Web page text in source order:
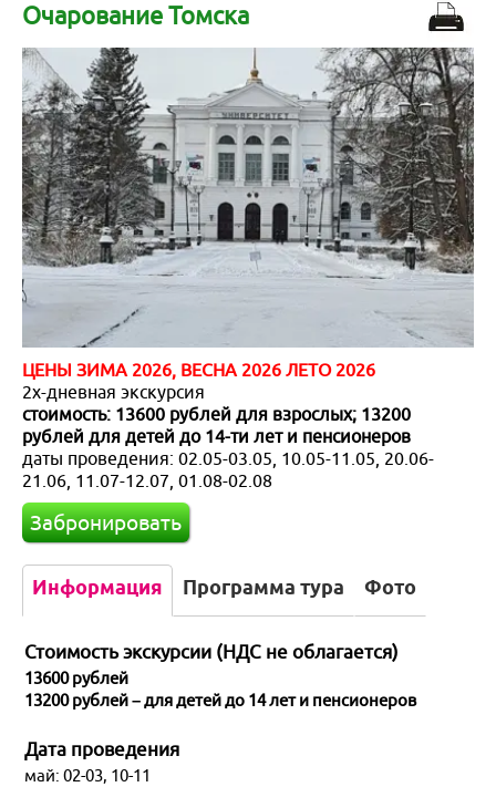
Написать в мессенджер
+7 (923) 245-30-77
для экстренной связи
Все контакты
Доставка
Экскурсии из Новосибирска
Сборные группы
Организованные группы
Белокуриха
Яровое
Черное море
Байкал
Санкт-Петербург
Казань
Екатеринбург
Красноярск и Хакасия
Новосибирск и НСО
Договоры и документы
Подарочный сертификат
Бонусная программа для клиентов
Наши Партнеры
О нас
Очарование Томска
ЦЕНЫ ЗИМА 2026, ВЕСНА 2026 ЛЕТО 2026
2х-дневная экскурсия
стоимость: 13600 рублей для взрослых; 13200
рублей для детей до 14-ти лет и пенсионеров
даты проведения: 02.05-03.05, 10.05-11.05, 20.06-
21.06, 11.07-12.07, 01.08-02.08
Забронировать
Информация Программа тура Фото
Стоимость экскурсии (НДС не облагается)
13600 рублей
13200 рублей – для детей до 14 лет и пенсионеров
Дата проведения
май: 02-03, 10-11